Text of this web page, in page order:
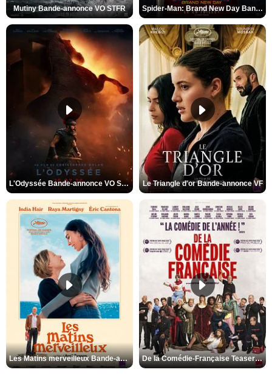
Mutiny Bande-annonce VO STFR Spider-Man: Brand New Day Bande-annonce VO STFR
L'Odyssée Bande-annonce VO STFR Le Triangle d'or Bande-annonce VF
Les Matins merveilleux Bande-annonce VF De la Comédie-Française Teaser VF